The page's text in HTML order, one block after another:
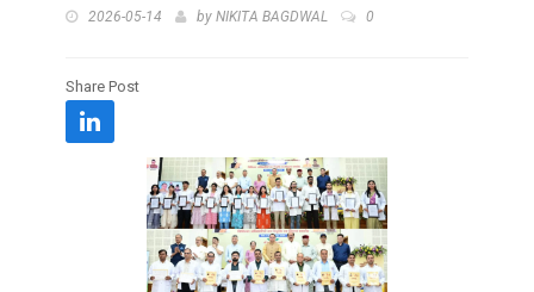
2026-05-14 by NIKITA BAGDWAL 0
Share Post